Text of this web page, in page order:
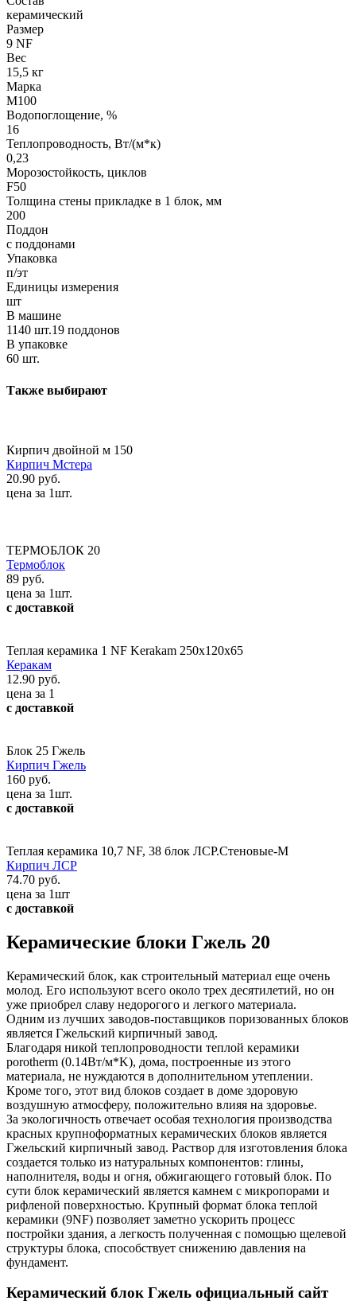
керамический
Размер
9 NF
Вес
15,5 кг
Марка
М100
Водопоглощение, %
16
Теплопроводность, Вт/(м*к)
0,23
Морозостойкость, циклов
F50
Толщина стены прикладке в 1 блок, мм
200
Поддон
с поддонами
Упаковка
п/эт
Единицы измерения
шт
В машине
1140 шт.19 поддонов
В упаковке
60 шт.
Также выбирают
Кирпич двойной м 150
Кирпич Мстера
20.90 руб.
цена за 1шт.
ТЕРМОБЛОК 20
Термоблок
89 руб.
цена за 1шт.
с доставкой
Теплая керамика 1 NF Kerakam 250х120х65
Керакам
12.90 руб.
цена за 1
с доставкой
Блок 25 Гжель
Кирпич Гжель
160 руб.
цена за 1шт.
с доставкой
Теплая керамика 10,7 NF, 38 блок ЛСР.Стеновые-М
Кирпич ЛСР
74.70 руб.
цена за 1шт
с доставкой
Керамические блоки Гжель 20
Керамический блок, как строительный материал еще очень
молод. Его используют всего около трех десятилетий, но он
уже приобрел славу недорогого и легкого материала.
Одним из лучших заводов-поставщиков поризованных блоков
является Гжельский кирпичный завод.
Благодаря никой теплопроводности теплой керамики
porotherm (0.14Вт/м*K), дома, построенные из этого
материала, не нуждаются в дополнительном утеплении.
Кроме того, этот вид блоков создает в доме здоровую
воздушную атмосферу, положительно влияя на здоровье.
За экологичность отвечает особая технология производства
красных крупноформатных керамических блоков является
Гжельский кирпичный завод. Раствор для изготовления блока
создается только из натуральных компонентов: глины,
наполнителя, воды и огня, обжигающего готовый блок. По
сути блок керамический является камнем с микропорами и
рифленой поверхностью. Крупный формат блока теплой
керамики (9NF) позволяет заметно ускорить процесс
постройки здания, а легкость полученная с помощью щелевой
структуры блока, способствует снижению давления на
фундамент.
Керамический блок Гжель официальный сайт